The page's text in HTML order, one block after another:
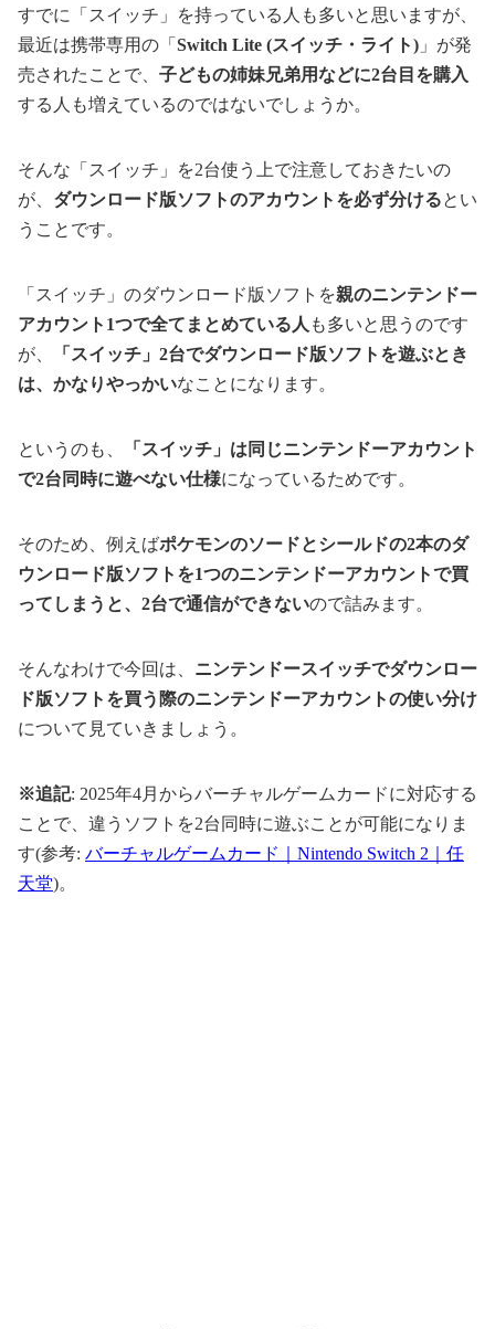
すでに「スイッチ」を持っている人も多いと思いますが、
最近は携帯専用の「 Switch Lite (スイッチ・ライト) 」が発
売されたことで、 子どもの姉妹兄弟用などに2台目を購入
する人も増えているのではないでしょうか。
そんな「スイッチ」を2台使う上で注意しておきたいの
が、 ダウンロード版ソフトのアカウントを必ず分けるとい
うことです。
「スイッチ」のダウンロード版ソフトを親のニンテンドー
アカウント1つで全てまとめている人 も多いと思うのです
が、
「スイッチ」2台でダウンロード版ソフトを遊ぶとき
は、かなりやっかいなことになります。
というのも、
「スイッチ」は同じニンテンドーアカウント
で2台同時に遊べない仕様になっているためです。
そのため、例えばポケモンのソードとシールドの2本のダ
ウンロード版ソフトを1つのニンテンドーアカウントで買
ってしまうと、2台で通信ができないので詰みます。
そんなわけで今回は、 ニンテンドースイッチでダウンロー
ド版ソフトを買う際のニンテンドーアカウントの使い分け
について見ていきましょう。
※追記: 2025年4月からバーチャルゲームカードに対応する
ことで、違うソフトを2台同時に遊ぶことが可能になりま
す(参考: バーチャルゲームカード｜Nintendo Switch 2｜任
天堂)。